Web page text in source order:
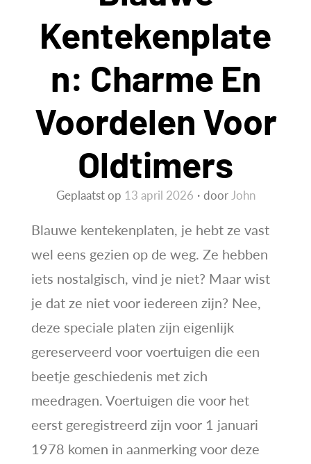
Kentekenplate
N: Charme En
Voordelen Voor
Oldtimers
Geplaatst op 13 april 2026 doorJohn
Blauwe kentekenplaten, je hebt ze vast
wel eens gezien op de weg. Ze hebben
iets nostalgisch, vind je niet? Maar wist
je dat ze niet voor iedereen zijn? Nee,
deze speciale platen zijn eigenlijk
gereserveerd voor voertuigen die een
beetje geschiedenis met zich
meedragen. Voertuigen die voor het
eerst geregistreerd zijn voor 1 januari
1978 komen in aanmerking voor deze